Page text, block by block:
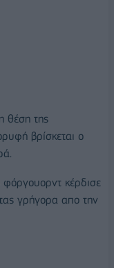
θέση της
βρίσκεται ο
κέρδισε
γρήγορα απο την